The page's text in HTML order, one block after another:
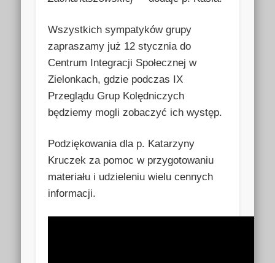
Wszystkich sympatyków grupy
zapraszamy już 12 stycznia do
Centrum Integracji Społecznej w
Zielonkach, gdzie podczas IX
Przeglądu Grup Kolędniczych
będziemy mogli zobaczyć ich występ.
Podziękowania dla p. Katarzyny
Kruczek za pomoc w przygotowaniu
materiału i udzieleniu wielu cennych
informacji.